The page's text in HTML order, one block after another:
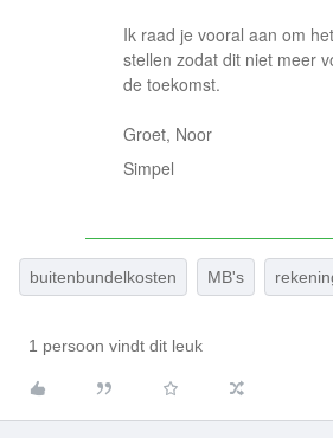
Ik raad je vooral aan om het
stellen zodat dit niet meer
de toekomst.
Groet, Noor
Simpel
buitenbundelkosten MB's
1 persoon vindt dit leuk